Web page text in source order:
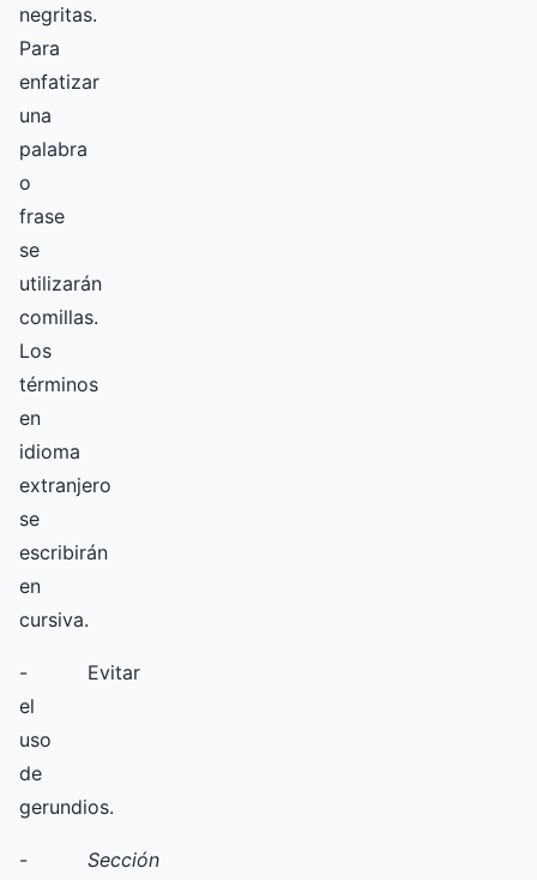
negritas.
Para
enfatizar
una
palabra
o
frase
se
utilizarán
comillas.
Los
términos
en
idioma
extranjero
se
escribirán
en
cursiva.
- Evitar
el
uso
de
gerundios.
- Sección